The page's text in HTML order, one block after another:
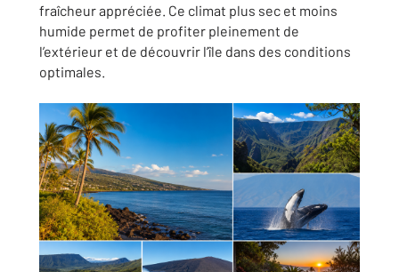
fraîcheur appréciée. Ce climat plus sec et moins
humide permet de profiter pleinement de
l’extérieur et de découvrir l’île dans des conditions
optimales.